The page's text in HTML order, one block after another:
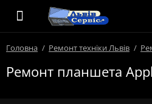
Головна Ремонт техніки Львів
Ремонт планшета